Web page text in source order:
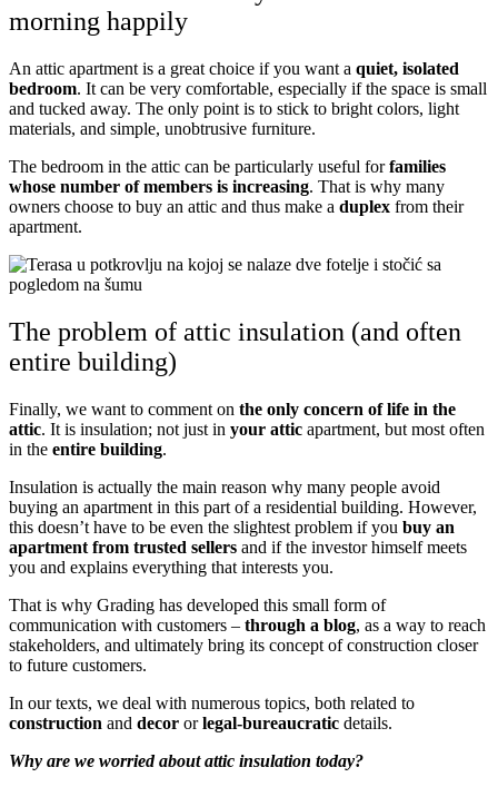
morning happily
An attic apartment is a great choice if you want a quiet, isolated
bedroom. It can be very comfortable, especially if the space is small
and tucked away. The only point is to stick to bright colors, light
materials, and simple, unobtrusive furniture.
The bedroom in the attic can be particularly useful forfamilies
whose number of members is increasing. That is why many
owners choose to buy an attic and thus make a duplex from their
apartment.
The problem of attic insulation (and often
entire building)
Finally, we want to comment on the only concern of life in the
attic. It is insulation; not just in your attic apartment, but most often
in the entire building.
Insulation is actually the main reason why many people avoid
buying an apartment in this part of a residential building. However,
this doesn’t have to be even the slightest problem if you buy an
apartment from trusted sellers and if the investor himself meets
you and explains everything that interests you.
That is why Grading has developed this small form of
communication with customers – through a blog, as a way to reach
stakeholders, and ultimately bring its concept of construction closer
to future customers.
In our texts, we deal with numerous topics, both related to
construction and decor orlegal-bureaucratic details.
Why are we worried about attic insulation today?